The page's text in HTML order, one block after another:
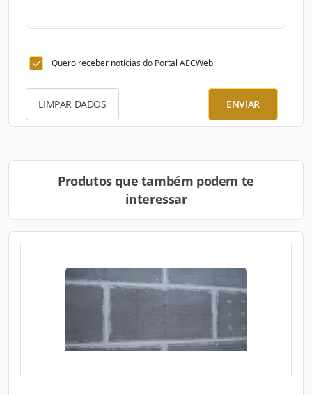
Quero receber notícias do Portal AECWeb
LIMPAR DADOS ENVIAR
Produtos que também podem te
interessar